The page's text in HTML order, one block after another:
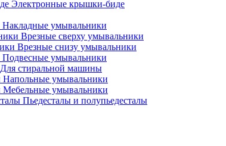
Электронные крышки-биде
Накладные умывальники
Врезные сверху умывальники
Врезные снизу умывальники
Подвесные умывальники
Для стиральной машины
Напольные умывальники
Мебельные умывальники
Пьедесталы и полупьедесталы